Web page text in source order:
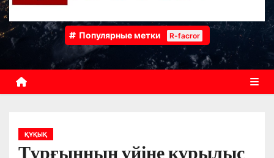
Популярные метки R-facror
ҚҰҚЫҚ
Тұрғынның үйіне құрылыс